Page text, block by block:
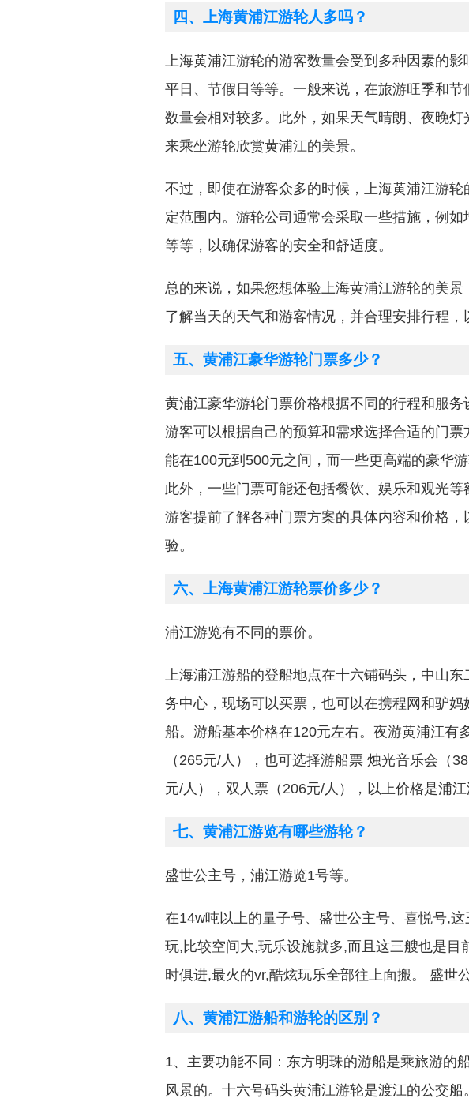
四、上海黄浦江游轮人多吗？
上海黄浦江游轮的游客数量会受到多种因素的
平日、节假日等等。一般来说，在旅游旺季和
数量会相对较多。此外，如果天气晴朗、夜晚
来乘坐游轮欣赏黄浦江的美景。
不过，即使在游客众多的时候，上海黄浦江游
定范围内。游轮公司通常会采取一些措施，例如
等等，以确保游客的安全和舒适度。
总的来说，如果您想体验上海黄浦江游轮的美景
了解当天的天气和游客情况，并合理安排行程，
五、黄浦江豪华游轮门票多少？
黄浦江豪华游轮门票价格根据不同的行程和服务
游客可以根据自己的预算和需求选择合适的门
能在100元到500元之间，而一些更高端的豪华
此外，一些门票可能还包括餐饮、娱乐和观光
游客提前了解各种门票方案的具体内容和价格
验。
六、上海黄浦江游轮票价多少？
浦江游览有不同的票价。
上海浦江游船的登船地点在十六铺码头，中山
务中心，现场可以买票，也可以在携程网和驴
船。游船基本价格在120元左右。夜游黄浦江有
（265元/人），也可选择游船票 烛光音乐会（
元/人），双人票（206元/人），以上价格是浦
七、黄浦江游览有哪些游轮？
盛世公主号，浦江游览1号等。
在14w吨以上的量子号、盛世公主号、喜悦号,
玩,比较空间大,玩乐设施就多,而且这三艘也是目
时俱进,最火的vr,酷炫玩乐全部往上面搬。 盛世
八、黄浦江游船和游轮的区别？
1、主要功能不同：东方明珠的游船是乘旅游的
风景的。十六号码头黄浦江游轮是渡江的公交船。